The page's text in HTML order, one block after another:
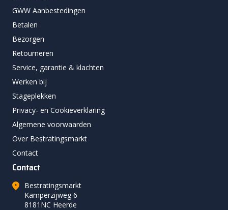
GWW Aanbestedingen
Betalen
Bezorgen
Retourneren
Service, garantie & klachten
Werken bij
Stageplekken
Privacy- en Cookieverklaring
Algemene voorwaarden
Over Bestratingsmarkt
Contact
Contact
Bestratingsmarkt
Kamperzijweg 6
8181NC Heerde